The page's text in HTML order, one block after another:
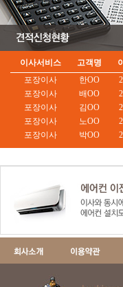
이사서비스 고객명
포장이사
한OO
포장이사
배OO
포장이사
김OO
포장이사
노OO
포장이사
박OO